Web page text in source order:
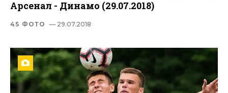
Арсенал - Динамо (29.07.2018)
45 ФОТО — 29.07.2018